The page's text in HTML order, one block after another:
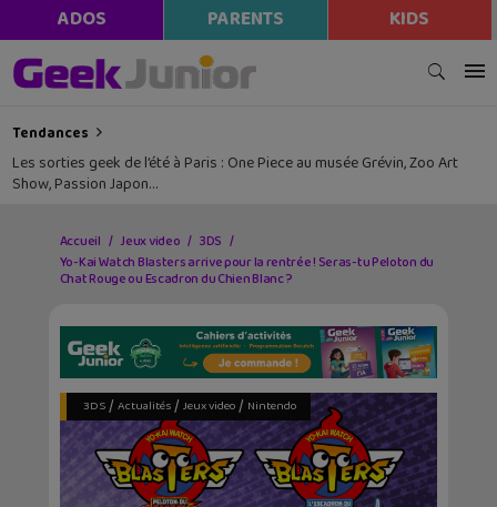
ADOS PARENTS KIDS
Tendances
Les sorties geek de l’été à Paris : One Piece au musée Grévin, Zoo Art
Show, Passion Japon…
Accueil Jeux video
3DS
Yo-Kai Watch Blasters arrive pour la rentrée ! Seras-tu Peloton du
Chat Rouge ou Escadron du Chien Blanc ?
3DS/ Actualités/ Jeux video/ Nintendo